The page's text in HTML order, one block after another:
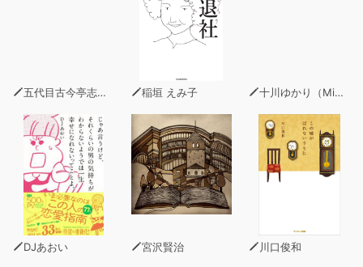
五代目古今亭志ん生 稲垣 えみ子 十川ゆかり（MinxZone）
DJあおい 宮沢賢治 川口俊和